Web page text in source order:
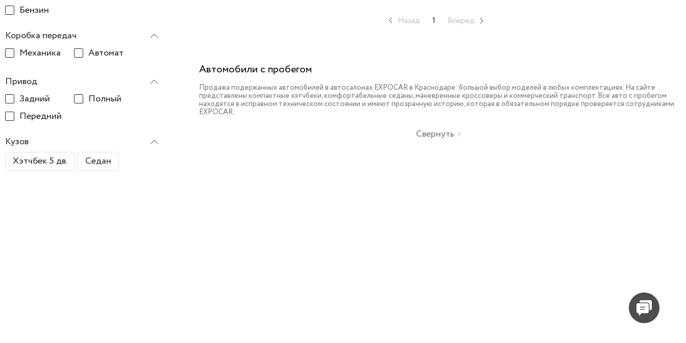
Бензин
Коробка передач
Механика
Автомат
Привод
Задний
Полный
Передний
Кузов
Хэтчбек 5 дв.
Седан
Назад 1 Вперед
Автомобили с пробегом
Продажа подержанных автомобилей в автосалонах EXPOCAR в Краснодаре: большой выбор моделей в любых комплектациях. На сайте
представлены компактные хэтчбеки, комфортабельные седаны, маневренные кроссоверы и коммерческий транспорт. Все авто с пробегом
находятся в исправном техническом состоянии и имеют прозрачную историю, которая в обязательном порядке проверяется сотрудниками
EXPOCAR.
Свернуть